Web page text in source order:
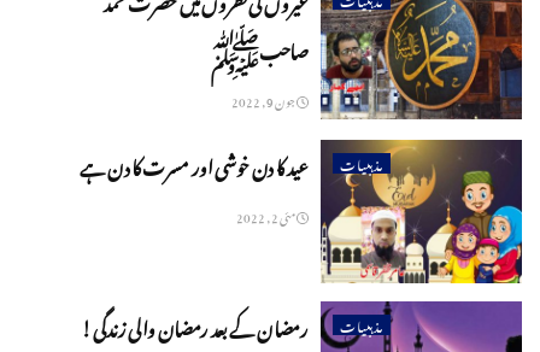
صاحبﷺ
جون 9, 2022
مذہبیات عید کا دن خوشی اور مسرت کا دن ہے
مئی 2, 2022
مذہبیات رمضان کے بعد رمضان والی زندگی!